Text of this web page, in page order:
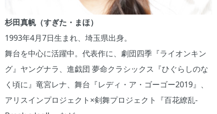
杉田真帆（すぎた・まほ）
1993年4月7日生まれ、埼玉県出身。
舞台を中心に活躍中。代表作に、劇団四季『ライオンキン
グ』ヤングナラ、進戯団 夢命クラシックス『ひぐらしのな
く頃に』竜宮レナ、舞台『レディ・ア・ゴーゴー2019』、
アリスインプロジェクト×剣舞プロジェクト『百花繚乱-